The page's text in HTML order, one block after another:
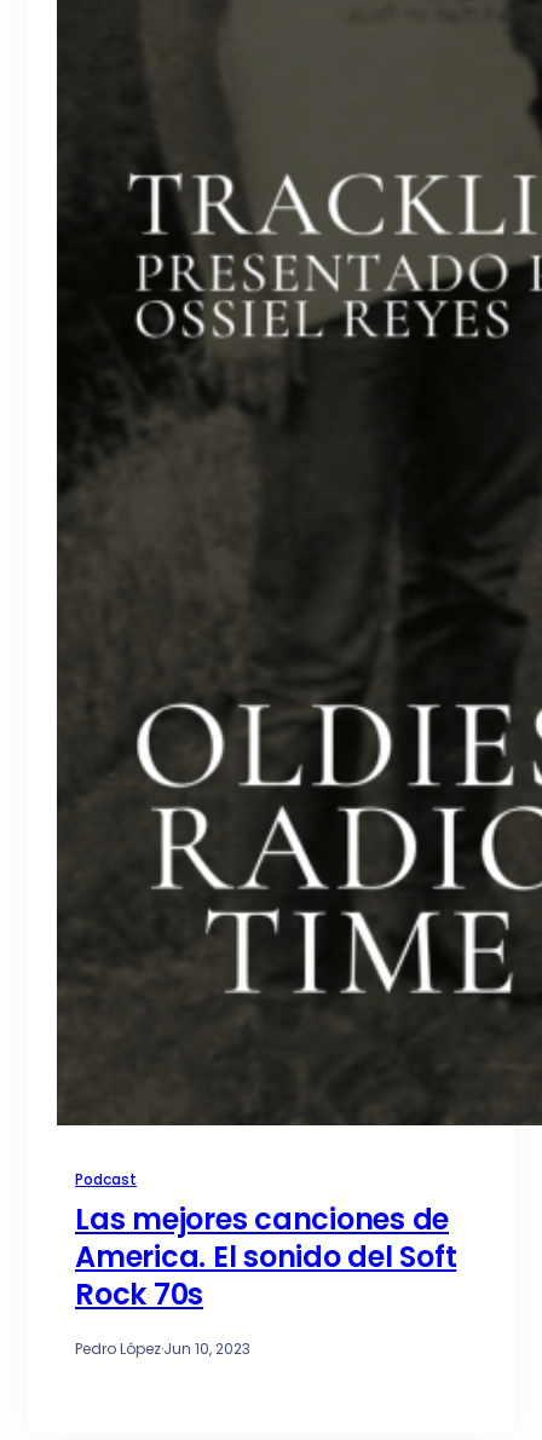
Podcast
Las mejores canciones de
America. El sonido del Soft
Rock 70s
Pedro López·Jun 10, 2023